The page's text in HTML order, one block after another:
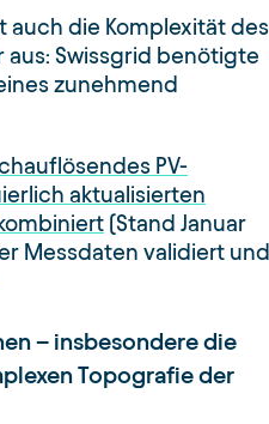
auch die Komplexität des
Swissgrid benötigte
zunehmend
PV-
aktualisierten
(Stand Januar
Messdaten validiert und
– insbesondere die
Topografie der